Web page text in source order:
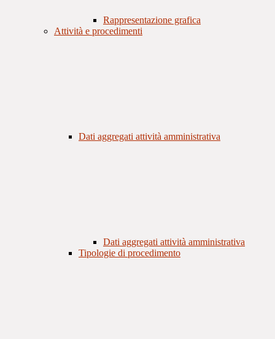
Rappresentazione grafica
Attività e procedimenti
Dati aggregati attività amministrativa
Dati aggregati attività amministrativa
Tipologie di procedimento